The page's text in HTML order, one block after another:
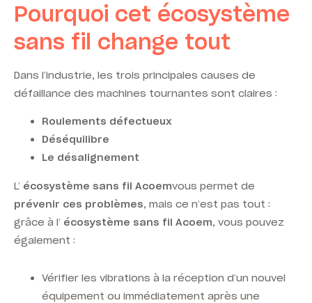
Pourquoi cet écosystème
sans fil change tout
Dans l’industrie, les trois principales causes de
défaillance des machines tournantes sont claires :
Roulements défectueux
Déséquilibre
Le désalignement
L’ écosystème sans fil Acoemvous permet de
prévenir ces problèmes, mais ce n’est pas tout :
grâce à l’ écosystème sans fil Acoem, vous pouvez
également :
Vérifier les vibrations à la réception d’un nouvel
équipement ou immédiatement après une